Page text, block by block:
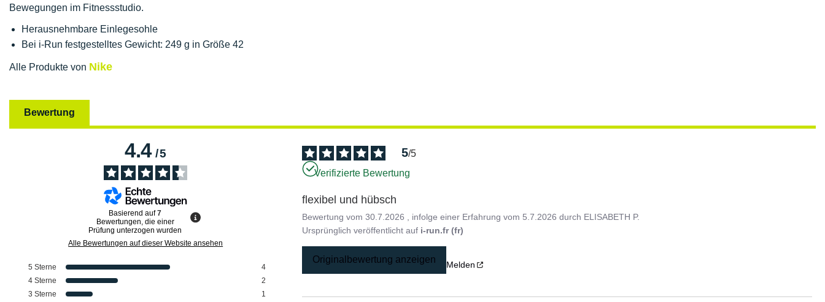
Bewegungen im Fitnessstudio.
Herausnehmbare Einlegesohle
Bei i-Run festgestelltes Gewicht: 249 g in Größe 42
Alle Produkte von Nike
Bewertung
4.4/5
Basierend auf7
Bewertungen, die einer
Prüfung unterzogen wurden
Alle Bewertungen auf dieser Website ansehen
5 Sterne
4
4 Sterne
2
3 Sterne
1
5/5
Verifizierte Bewertung
flexibel und hübsch
Bewertung vom30.7.2026 , infolge einer Erfahrung vom 5.7.2026 durch ELISABETH P.
Ursprünglich veröffentlicht auf i-run.fr (fr)
Originalbewertung anzeigen Melden